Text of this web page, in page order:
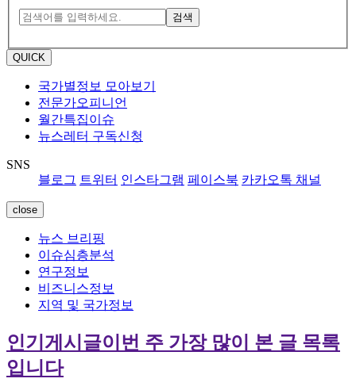
검색
QUICK
국가별정보 모아보기
전문가오피니언
월간특집이슈
뉴스레터 구독신청
SNS
블로그 트위터 인스타그램 페이스북 카카오톡 채널
close
뉴스 브리핑
이슈심층분석
연구정보
비즈니스정보
지역 및 국가정보
인기게시글이번 주 가장 많이 본 글 목록
입니다